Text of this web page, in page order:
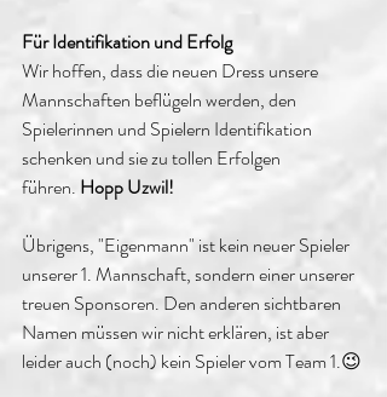
Für Identifikation und Erfolg
Wir hoffen, dass die neuen Dress unsere
Mannschaften beflügeln werden, den
Spielerinnen und Spielern Identifikation
schenken und sie zu tollen Erfolgen
führen. Hopp Uzwil!
Übrigens, "Eigenmann" ist kein neuer Spieler
unserer 1. Mannschaft, sondern einer unserer
treuen Sponsoren. Den anderen sichtbaren
Namen müssen wir nicht erklären, ist aber
leider auch (noch) kein Spieler vom Team 1.😉